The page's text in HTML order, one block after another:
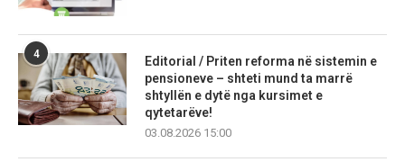
4
Editorial / Priten reforma në sistemin e
pensioneve – shteti mund ta marrë
shtyllën e dytë nga kursimet e
qytetarëve!
03.08.2026 15:00